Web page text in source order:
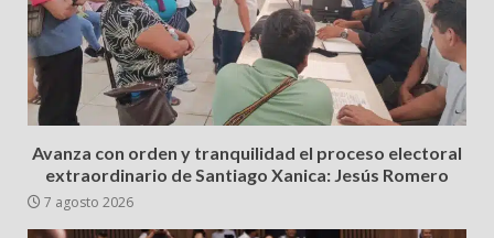
Avanza con orden y tranquilidad el proceso electoral
extraordinario de Santiago Xanica: Jesús Romero
7 agosto 2026